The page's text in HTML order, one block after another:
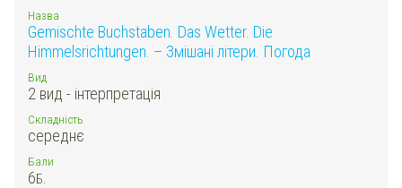
Назва
Gemischte Buchstaben. Das Wetter. Die
Himmelsrichtungen. – Змішані літери. Погода
Вид
2 вид - інтерпретація
Складність
середнє
Бали
6Б.